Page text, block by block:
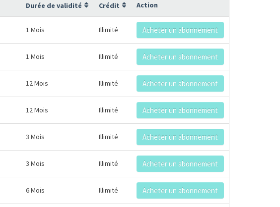
Durée de validité Crédit Action
1 Mois Illimité Acheter un abonnement
1 Mois Illimité Acheter un abonnement
12 Mois Illimité Acheter un abonnement
12 Mois Illimité Acheter un abonnement
3 Mois Illimité Acheter un abonnement
3 Mois Illimité Acheter un abonnement
6 Mois Illimité Acheter un abonnement